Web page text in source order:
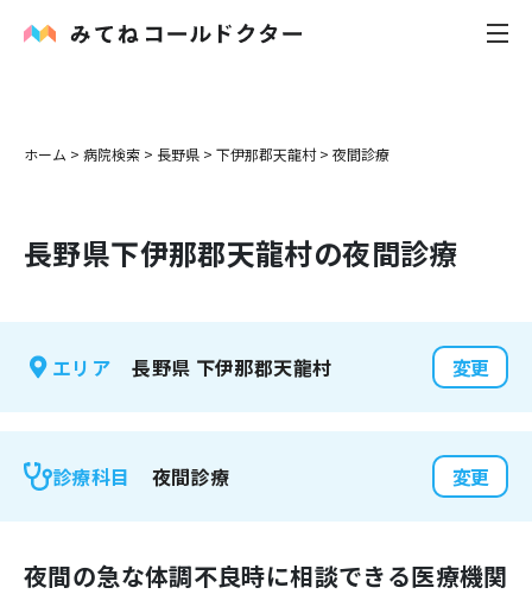
内科
花粉症
感染症
よくあるご質問
ホーム > 病院検索 > 長野県 > 下伊那郡天龍村 > 夜間診療
長野県下伊那郡天龍村の夜間診療
エリア 長野県 下伊那郡天龍村 変更
診療科目 夜間診療 変更
夜間の急な体調不良時に相談できる医療機関